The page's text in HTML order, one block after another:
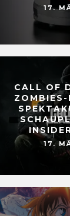
17.
CALL OF
ZOMBIES-
17.